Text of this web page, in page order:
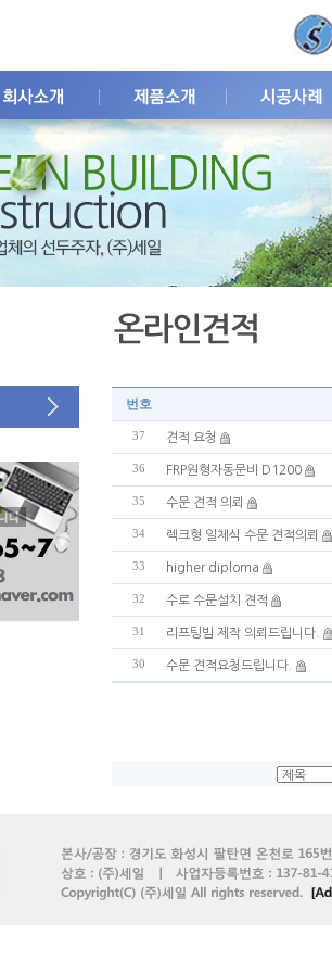
번호
37 견적 요청
36 FRP원형자동문비 D1200
35 수문 견적 의뢰
34 렉크형 일체식 수문 견적의뢰
33 higher diploma
32 수로 수문설치 견적
31 리프팅빔 제작 의뢰드립니다.
30 수문 견적요청드립니다.